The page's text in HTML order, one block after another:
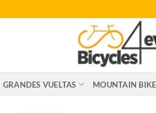
GRANDES VUELTAS MOUNTAIN BIKE